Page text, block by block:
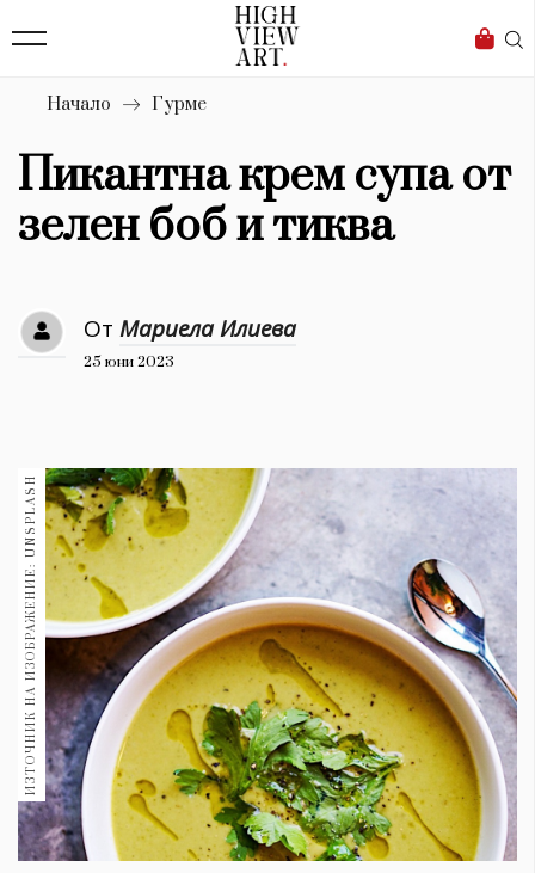
Бизнес
Мода
Dialogue
Изкуство
4340
Красота
777
Книги 1188
30+ 1970
Гурме 1710
Пътувай
237
Здраве 389
Gentlemen
382
Начало Гурме
Пикантна крем супа от
зелен боб и тиква
От Мариела Илиева
25 юни 2023
ИЗТОЧНИК НА ИЗОБРАЖЕНИЕ: UNSPLASH